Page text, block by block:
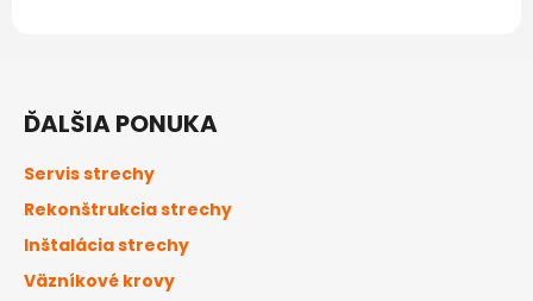
ĎALŠIA PONUKA
Servis strechy
Rekonštrukcia strechy
Inštalácia strechy
Väzníkové krovy